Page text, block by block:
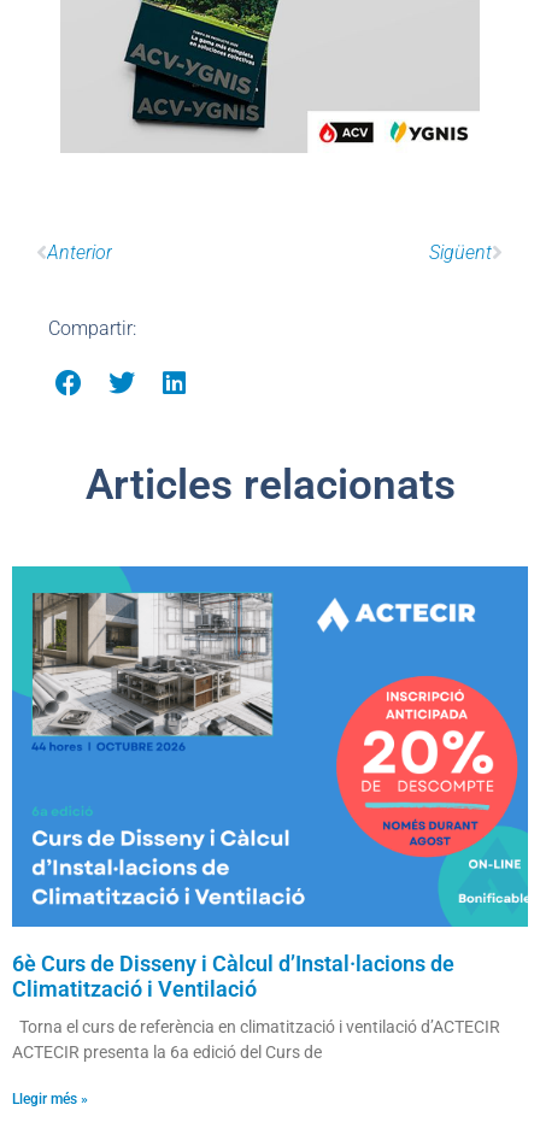
Anterior Sigüent
Compartir:
Articles relacionats
6è Curs de Disseny i Càlcul d’Instal·lacions de
Climatització i Ventilació
Torna el curs de referència en climatització i ventilació d’ACTECIR
ACTECIR presenta la 6a edició del Curs de
Llegir més »